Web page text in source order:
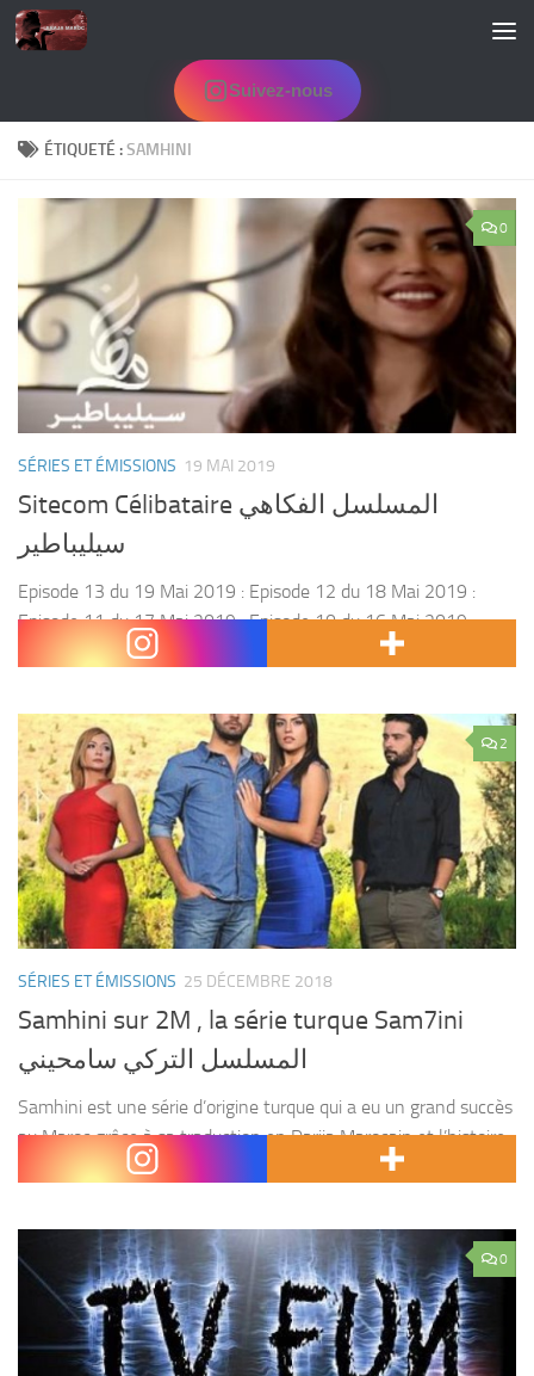
Skip to content
Suivez-nous
ÉTIQUETÉ :SAMHINI
0
SÉRIES ET ÉMISSIONS 19 MAI 2019
Sitecom Célibataire المسلسل الفكاهي
سيليباطير
Episode 13 du 19 Mai 2019 : Episode 12 du 18 Mai 2019 :
Episode 11 du 17 Mai 2019 : Episode 10 du 16 Mai 2019 :
Episode 9 du 15 Mai 2019...
2
SÉRIES ET ÉMISSIONS 25 DÉCEMBRE 2018
Samhini sur 2M , la série turque Sam7ini
المسلسل التركي سامحيني
Samhini est une série d’origine turque qui a eu un grand succès
au Maroc grâce à sa traduction en Darija Marocain et l’histoire
unique tourné par les héros de la série Manar et Kamal....
0